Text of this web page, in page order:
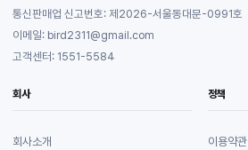
통신판매업 신고번호: 제2026-서울동대문-0991호
이메일: bird2311@gmail.com
고객센터: 1551-5584
회사
회사소개
정책
이용약관